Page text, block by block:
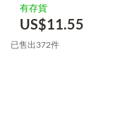
有存貨
US$11.55
已售出372件